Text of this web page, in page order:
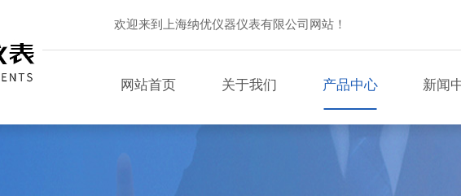
欢迎来到上海纳优仪器仪表有限公司网站！
网站首页 关于我们 产品中心 新闻